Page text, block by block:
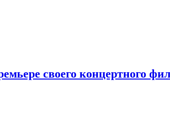
своего концертного